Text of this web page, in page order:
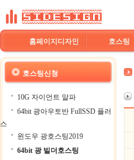
홈페이지디자인 호스팅
호스팅신청
10G 자이언트 알파
64bit 광아우토반 FullSSD 플러
스
윈도우 광호스팅2019
64bit 광 빌더호스팅